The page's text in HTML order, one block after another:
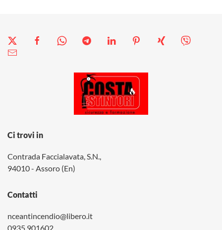
Ci trovi in
Contrada Faccialavata, S.N.,
94010 - Assoro (En)
Contatti
nceantincendio@libero.it
0935 901602